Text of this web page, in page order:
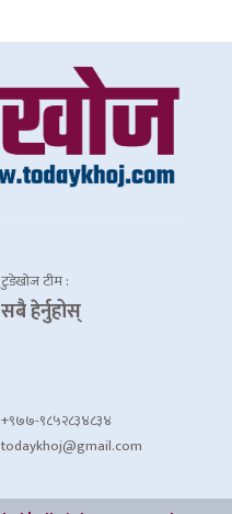
टुडेखोज टीम :
सबै हेर्नुहोस्
+९७७-९८५२८३४८३४
todaykhoj@gmail.com